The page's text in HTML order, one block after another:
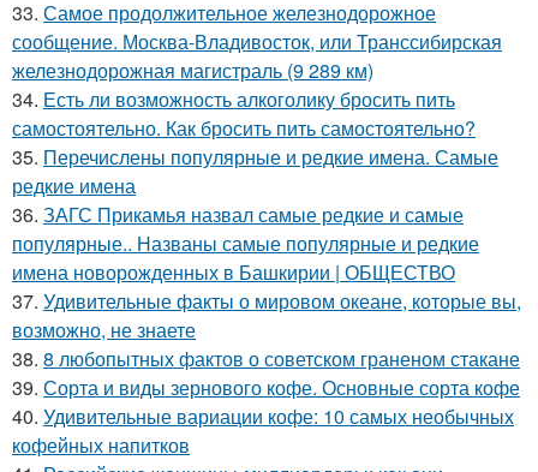
33. Самое продолжительное железнодорожное
сообщение. Москва-Владивосток, или Транссибирская
железнодорожная магистраль (9 289 км)
34. Есть ли возможность алкоголику бросить пить
самостоятельно. Как бросить пить самостоятельно?
35. Перечислены популярные и редкие имена. Самые
редкие имена
36. ЗАГС Прикамья назвал самые редкие и самые
популярные.. Названы самые популярные и редкие
имена новорожденных в Башкирии | ОБЩЕСТВО
37. Удивительные факты о мировом океане, которые вы,
возможно, не знаете
38. 8 любопытных фактов о советском граненом стакане
39. Сорта и виды зернового кофе. Основные сорта кофе
40. Удивительные вариации кофе: 10 самых необычных
кофейных напитков